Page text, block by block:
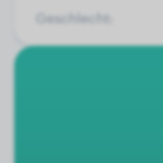
Geschlecht: